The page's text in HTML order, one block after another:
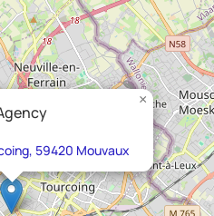
59420 Mouvaux
×